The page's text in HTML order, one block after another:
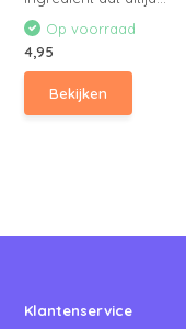
Op voorraad
4,95
Bekijken
Klantenservice